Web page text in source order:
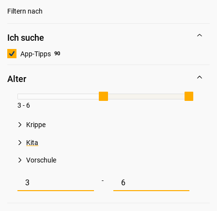
Filtern nach
Ich suche
App-Tipps 90
Alter
3 - 6
Krippe
Kita
Vorschule
Mindestwert für Alter -
Maximalwert für Alter